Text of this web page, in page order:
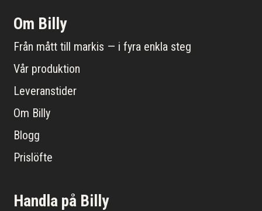
Om Billy
Från mått till markis — i fyra enkla steg
Vår produktion
Leveranstider
Om Billy
Blogg
Prislöfte
Handla på Billy